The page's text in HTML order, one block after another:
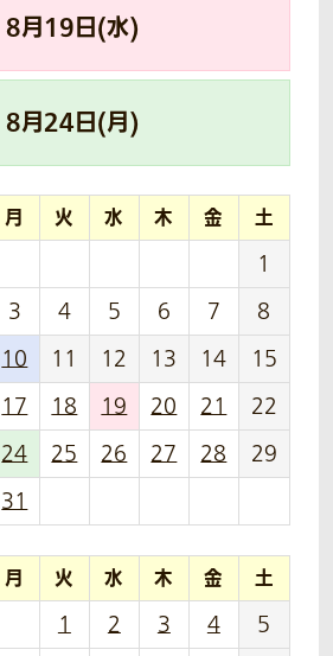
8月19日(水)
8月24日(月)
月 火 水 木 金 土
1
3 4 5 6 7
8
10 11 12 13 14
15
17 18 19 20 21
22
24 25 26 27 28
29
31
月 火 水 木 金 土
1 2 3 4
5